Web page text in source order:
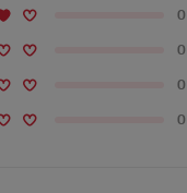
0
0
0
0